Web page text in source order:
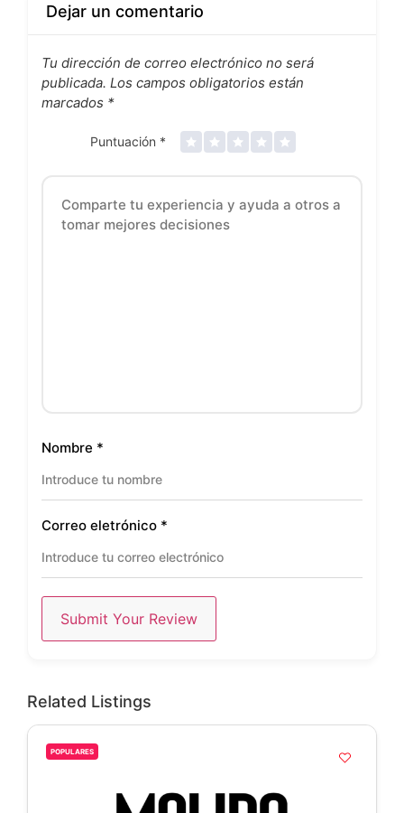
Dejar un comentario
Tu dirección de correo electrónico no será
publicada. Los campos obligatorios están
marcados *
Puntuación *
Nombre *
Correo eletrónico *
Submit Your Review
Related Listings
POPULARES